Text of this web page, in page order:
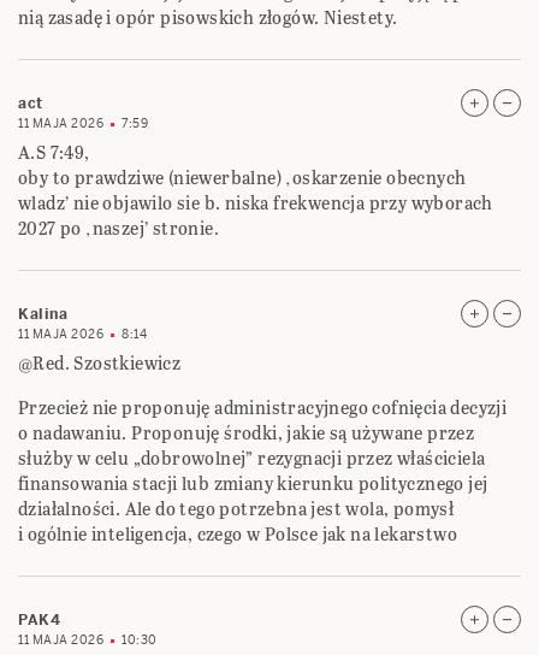
nią zasadę i opór pisowskich złogów. Niestety.
act
11 MAJA 2026 7:59
A.S 7:49,
oby to prawdziwe (niewerbalne) ‚oskarzenie obecnych
wladz’ nie objawilo sie b. niska frekwencja przy wyborach
2027 po ‚naszej’ stronie.
Kalina
11 MAJA 2026 8:14
@Red. Szostkiewicz
Przecież nie proponuję administracyjnego cofnięcia decyzji
o nadawaniu. Proponuję środki, jakie są używane przez
służby w celu „dobrowolnej” rezygnacji przez właściciela
finansowania stacji lub zmiany kierunku politycznego jej
działalności. Ale do tego potrzebna jest wola, pomysł
i ogólnie inteligencja, czego w Polsce jak na lekarstwo
PAK4
11 MAJA 2026 10:30